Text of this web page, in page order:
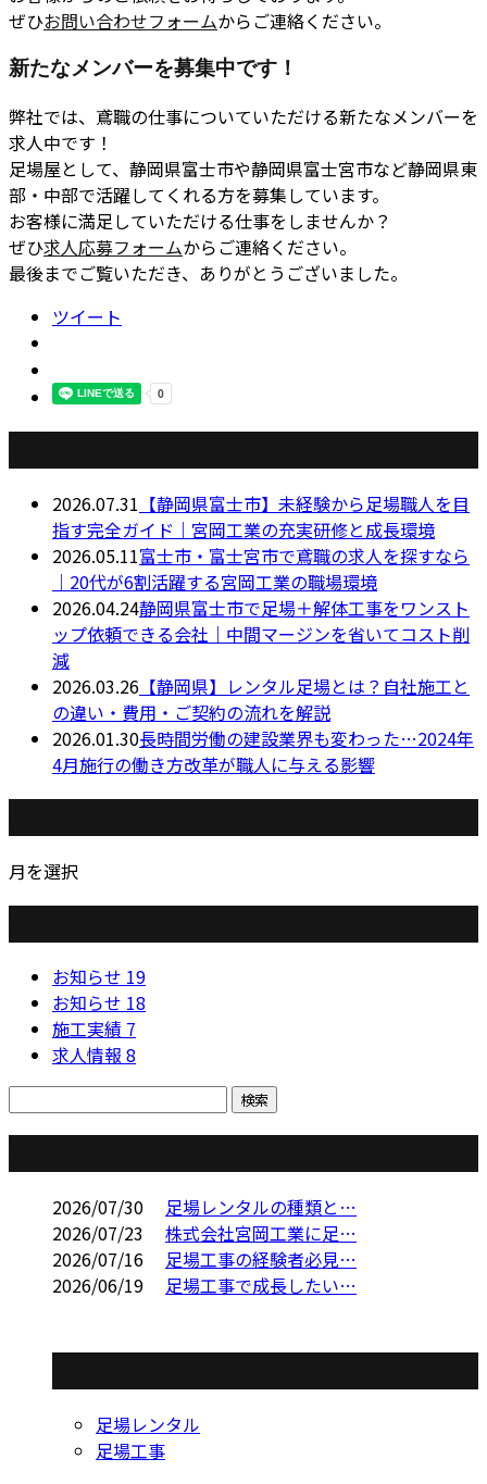
ぜひお問い合わせフォームからご連絡ください。
新たなメンバーを募集中です！
弊社では、鳶職の仕事についていただける新たなメンバーを
求人中です！
足場屋として、静岡県富士市や静岡県富士宮市など静岡県東
部・中部で活躍してくれる方を募集しています。
お客様に満足していただける仕事をしませんか？
ぜひ求人応募フォームからご連絡ください。
最後までご覧いただき、ありがとうございました。
ツイート
2026.07.31 【静岡県富士市】未経験から足場職人を目
指す完全ガイド｜宮岡工業の充実研修と成長環境
2026.05.11富士市・富士宮市で鳶職の求人を探すなら
｜20代が6割活躍する宮岡工業の職場環境
2026.04.24静岡県富士市で足場＋解体工事をワンスト
ップ依頼できる会社｜中間マージンを省いてコスト削
減
2026.03.26 【静岡県】レンタル足場とは？自社施工と
の違い・費用・ご契約の流れを解説
2026.01.30長時間労働の建設業界も変わった…2024年
4月施行の働き方改革が職人に与える影響
月を選択
お知らせ 19
お知らせ 18
施工実績 7
求人情報 8
2026/07/30
足場レンタルの種類と…
2026/07/23
株式会社宮岡工業に足…
2026/07/16
足場工事の経験者必見…
2026/06/19
足場工事で成長したい…
足場レンタル
足場工事